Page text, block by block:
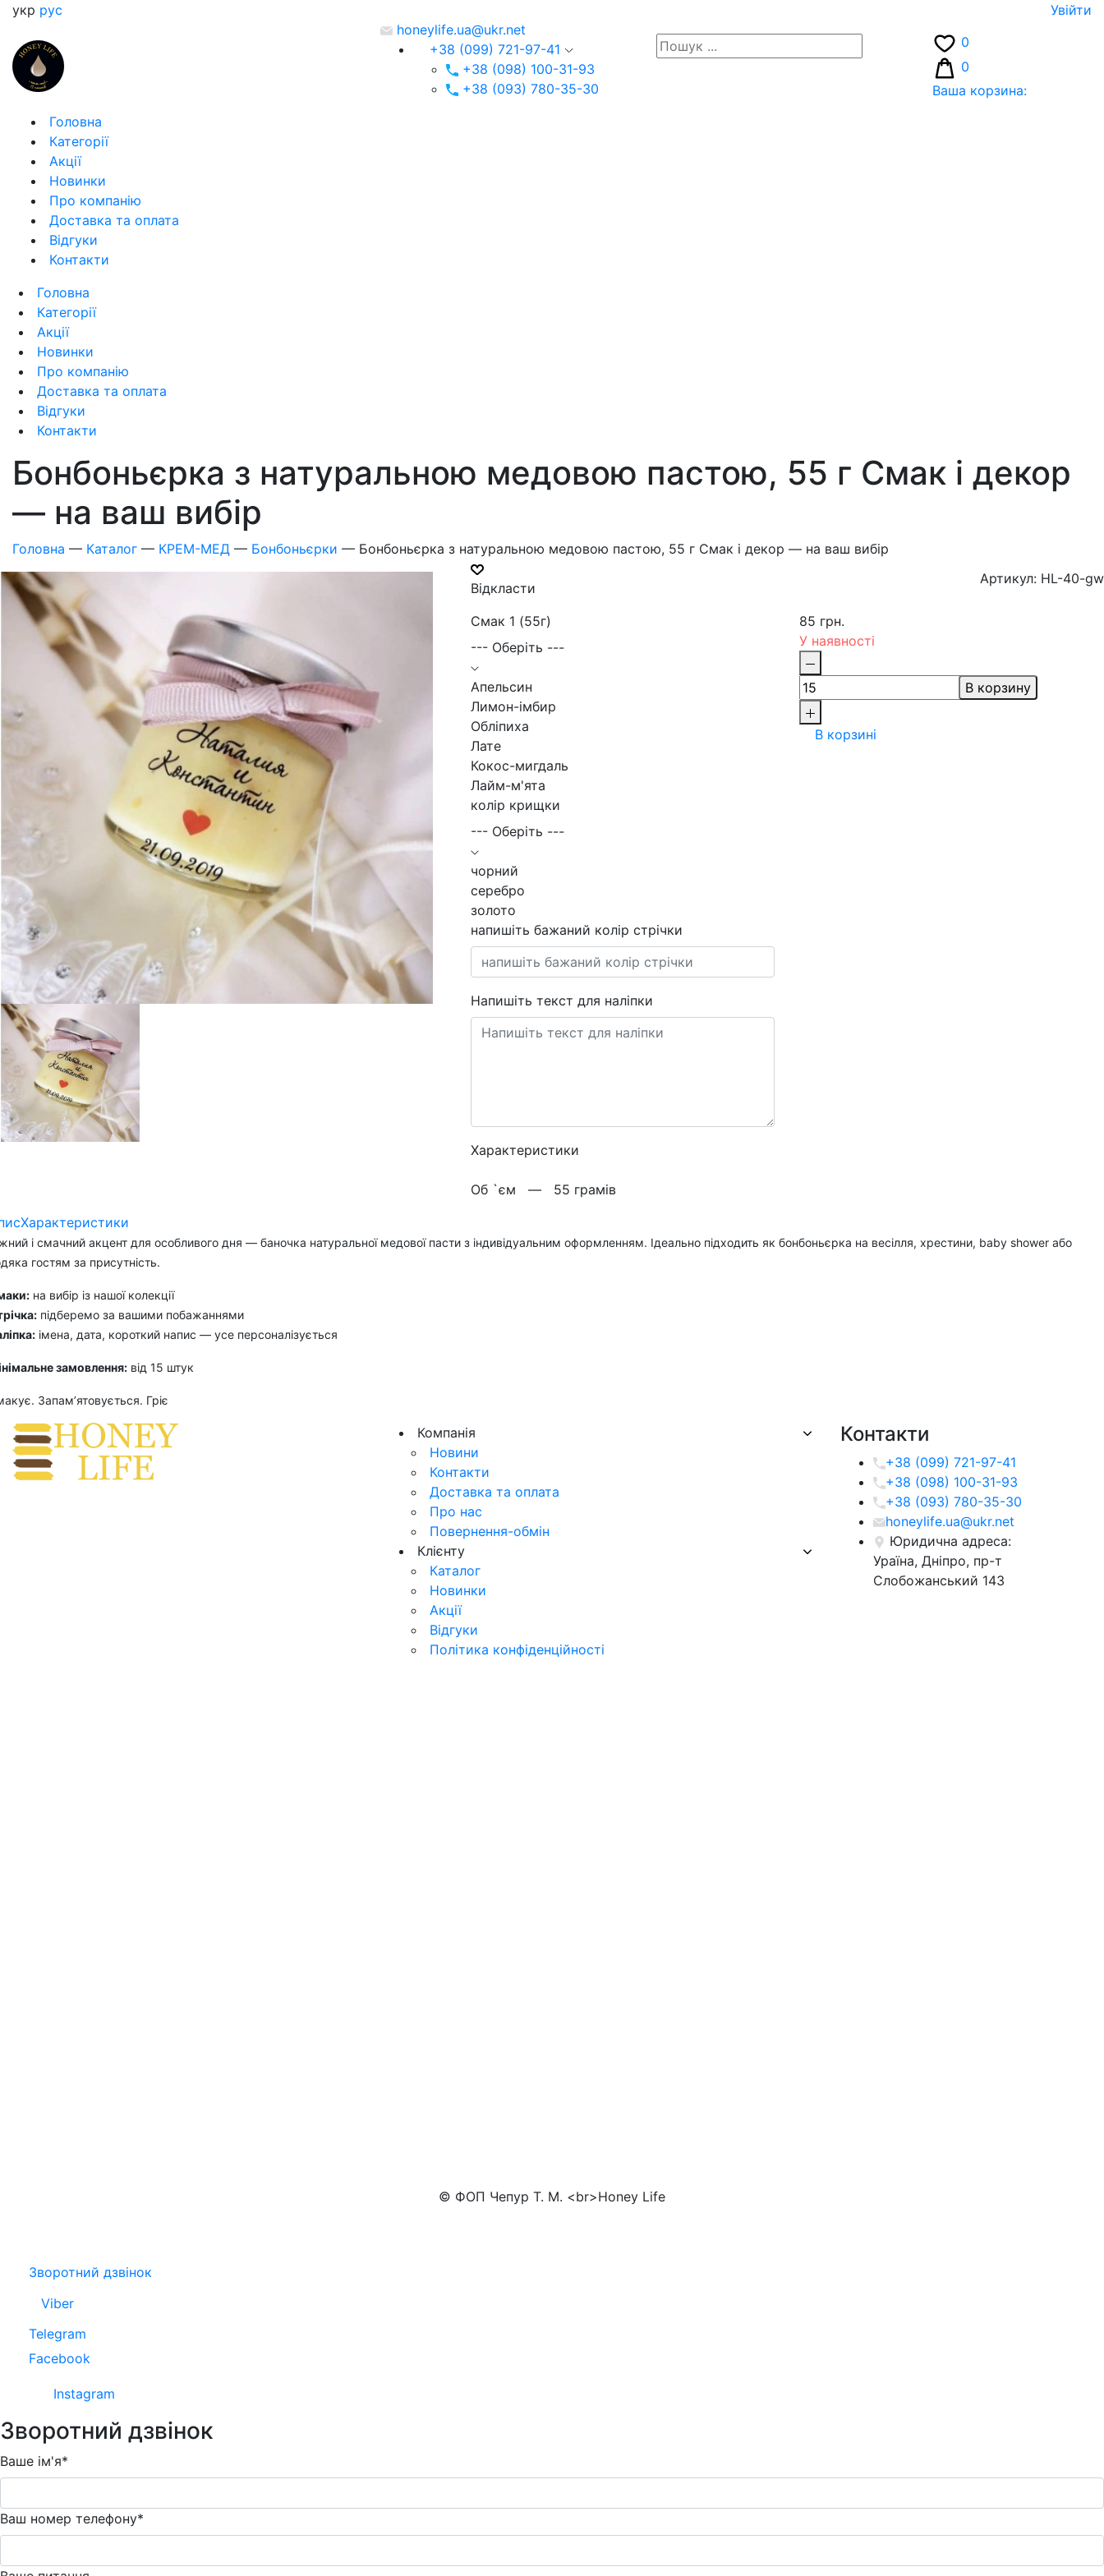
укр рус
Увiйти
honeylife.ua@ukr.net
+38 (099) 721-97-41
+38 (098) 100-31-93
+38 (093) 780-35-30
0
0
Ваша корзина:
Головна
Категорії
Акції
Новинки
Про компанію
Доставка та оплата
Відгуки
Контакти
Головна
Категорії
Акції
Новинки
Про компанію
Доставка та оплата
Відгуки
Контакти
Бонбоньєрка з натуральною медовою пастою, 55 г Смак і декор
— на ваш вибір
Головна — Каталог — КРЕМ-МЕД — Бонбоньєрки — Бонбоньєрка з натуральною медовою пастою, 55 г Смак і декор — на ваш вибір
Відкласти
Артикул: HL-40-gw
Смак 1 (55г)
--- Оберіть ---
Апельсин
Лимон-імбир
Обліпиха
Лате
Кокос-мигдаль
Лайм-м'ята
колір крищки
--- Оберіть ---
чорний
серебро
золото
напишіть бажаний колір стрічки
Напишіть текст для наліпки
Характеристики
Об `єм — 55 грамів
85 грн.
У наявності
В корзину
В корзині
Характеристики
і смачний акцент для особливого дня — баночка натуральної медової пасти з індивідуальним оформленням. Ідеально підходить як бонбоньєрка на весілля, хрестини, baby shower або
гостям за присутність.
на вибір із нашої колекції
підберемо за вашими побажаннями
імена, дата, короткий напис — усе персоналізується
замовлення: від 15 штук
Запамʼятовується. Гріє
Компанія
Новини
Контакти
Доставка та оплата
Про нас
Повернення-обмін
Клієнту
Каталог
Новинки
Акції
Відгуки
Політика конфіденційності
Контакти
+38 (099) 721-97-41
+38 (098) 100-31-93
+38 (093) 780-35-30
honeylife.ua@ukr.net
Юридична адреса:
Ураїна, Дніпро, пр-т
Слобожанський 143
© ФОП Чепур Т. М. <br>Honey Life
Зворотний дзвінок
Viber
Telegram
Facebook
Instagram
Зворотний дзвінок
Ваше ім'я*
Ваш номер телефону*